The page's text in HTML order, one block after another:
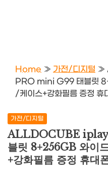
Home » 가전/디지털 »
PRO mini G99 태블릿
/케이스+강화필름 증정 휴
가전/디지털
ALLDOCUBE
블릿 8+256GB 와이
+강화필름 증정 휴대